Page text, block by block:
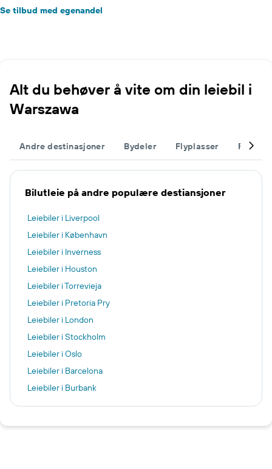
Se tilbud med egenandel
Alt du behøver å vite om din leiebil i
Warszawa
Andre destinasjoner Bydeler Flyplasser Fullfør
Bilutleie på andre populære destiansjoner
Leiebiler i Liverpool
Leiebiler i København
Leiebiler i Inverness
Leiebiler i Houston
Leiebiler i Torrevieja
Leiebiler i Pretoria Pry
Leiebiler i London
Leiebiler i Stockholm
Leiebiler i Oslo
Leiebiler i Barcelona
Leiebiler i Burbank
Leiebiler i Milano